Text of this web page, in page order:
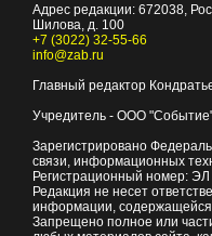
Адрес редакции: 672038 ,
Шилова, д. 100
+7 (3022) 32-55-66
info@zab.ru
Главный редактор
Учредитель - ООО
Зарегистрировано
связи, информационных
Регистрационный номер:
Редакция не несет
информации,
Запрещено полное или